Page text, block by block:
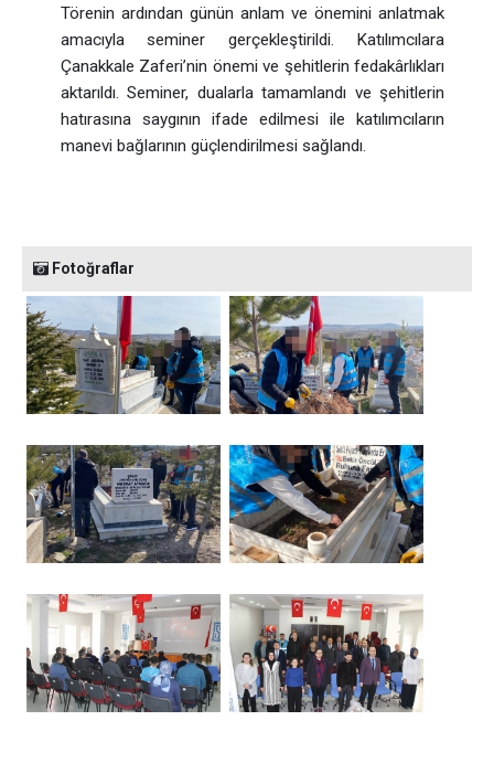
Törenin ardından günün anlam ve önemini anlatmak
amacıyla seminer gerçekleştirildi. Katılımcılara
Çanakkale Zaferi’nin önemi ve şehitlerin fedakârlıkları
aktarıldı. Seminer, dualarla tamamlandı ve şehitlerin
hatırasına saygının ifade edilmesi ile katılımcıların
manevi bağlarının güçlendirilmesi sağlandı.
Fotoğraflar